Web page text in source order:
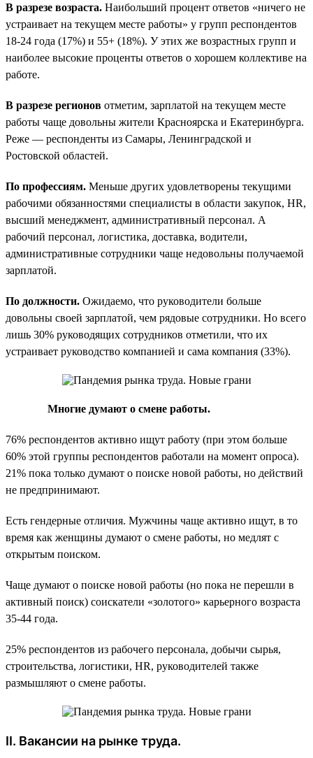
В разрезе возраста. Наибольший процент ответов «ничего не
устраивает на текущем месте работы» у групп респондентов
18-24 года (17%) и 55+ (18%). У этих же возрастных групп и
наиболее высокие проценты ответов о хорошем коллективе на
работе.
В разрезе регионов отметим, зарплатой на текущем месте
работы чаще довольны жители Красноярска и Екатеринбурга.
Реже — респонденты из Самары, Ленинградской и
Ростовской областей.
По профессиям. Меньше других удовлетворены текущими
рабочими обязанностями специалисты в области закупок, HR,
высший менеджмент, административный персонал. А
рабочий персонал, логистика, доставка, водители,
административные сотрудники чаще недовольны получаемой
зарплатой.
По должности. Ожидаемо, что руководители больше
довольны своей зарплатой, чем рядовые сотрудники. Но всего
лишь 30% руководящих сотрудников отметили, что их
устраивает руководство компанией и сама компания (33%).
Многие думают о смене работы.
76% респондентов активно ищут работу (при этом больше
60% этой группы респондентов работали на момент опроса).
21% пока только думают о поиске новой работы, но действий
не предпринимают.
Есть гендерные отличия. Мужчины чаще активно ищут, в то
время как женщины думают о смене работы, но медлят с
открытым поиском.
Чаще думают о поиске новой работы (но пока не перешли в
активный поиск) соискатели «золотого» карьерного возраста
35-44 года.
25% респондентов из рабочего персонала, добычи сырья,
строительства, логистики, HR, руководителей также
размышляют о смене работы.
II. Вакансии на рынке труда.